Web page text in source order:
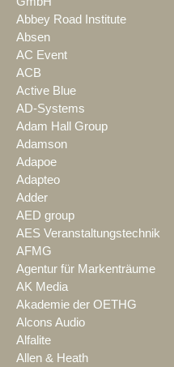
Abbey Road Institute
Absen
AC Event
ACB
Active Blue
AD-Systems
Adam Hall Group
Adamson
Adapoe
Adapteo
Adder
AED group
AES Veranstaltungstechnik
AFMG
Agentur für Markenträume
AK Media
Akademie der OETHG
Alcons Audio
Alfalite
Allen & Heath